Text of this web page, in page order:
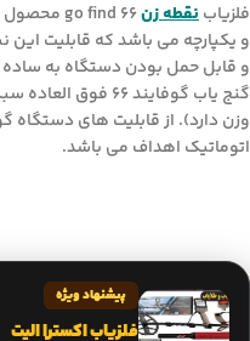
فلزیابنقطه زن
و قابل حمل بودن دستگاه به
وزن دارد). از قابلیت های دستگاه
اتوماتیک اهداف می باشد.
پیشنهاد ویژه
فلزیاب اکسترا الیت